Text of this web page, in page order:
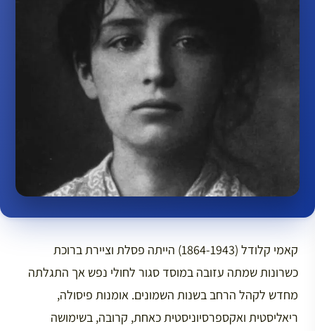
קאמי קלודל (1864-1943) הייתה פסלת וציירת ברוכת
כשרונות שמתה עזובה במוסד סגור לחולי נפש אך התגלתה
מחדש לקהל הרחב בשנות השמונים. אומנות פיסולה,
ריאליסטית ואקספרסיוניסטית כאחת, קרובה, בשימושה